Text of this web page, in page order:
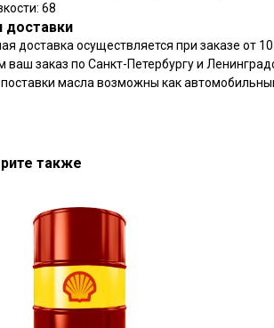
68
доставки
доставка осуществляется при заказе от 10
ваш заказ по Санкт-Петербургу и
масла возможны как
также